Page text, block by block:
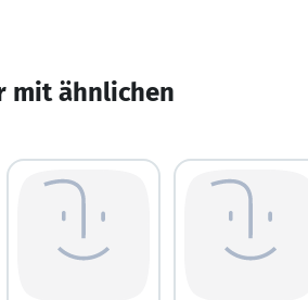
mit ähnlichen